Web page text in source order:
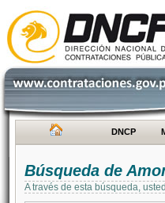
DNCP
Búsqueda de
A través de esta búsqueda,